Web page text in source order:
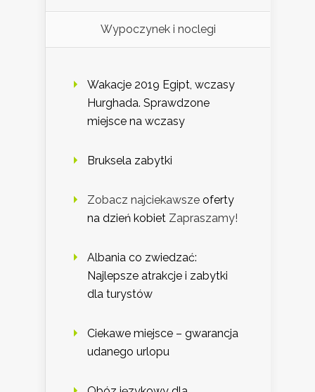
Wypoczynek i noclegi
Wakacje 2019 Egipt, wczasy
Hurghada. Sprawdzone
miejsce na wczasy
Bruksela zabytki
Zobacz najciekawsze oferty
na dzień kobiet Zapraszamy!
Albania co zwiedzać:
Najlepsze atrakcje i zabytki
dla turystów
Ciekawe miejsce – gwarancja
udanego urlopu